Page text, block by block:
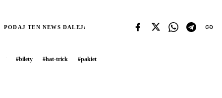
PODAJ TEN NEWS DALEJ:
#bilety #hat-trick #pakiet